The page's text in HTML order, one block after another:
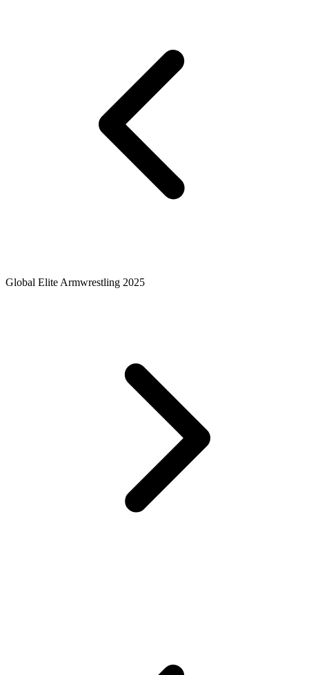
Global Elite Armwrestling 2025